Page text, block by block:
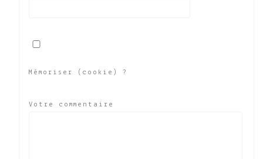
Mémoriser (cookie) ?
Votre commentaire